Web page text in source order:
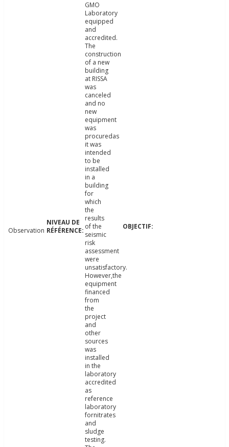
Observation
GMO
Laboratory
equipped
and
accredited.
The
construction
of a new
building
at RISSA
was
canceled
and no
new
equipment
was
procuredas
it was
intended
to be
installed
in a
building
for
which
the
results
of the
seismic
risk
assessment
were
unsatisfactory.
However,the
equipment
financed
from
the
project
and
other
sources
was
installed
in the
laboratory
accredited
as
reference
laboratory
fornitrates
and
sludge
testing.